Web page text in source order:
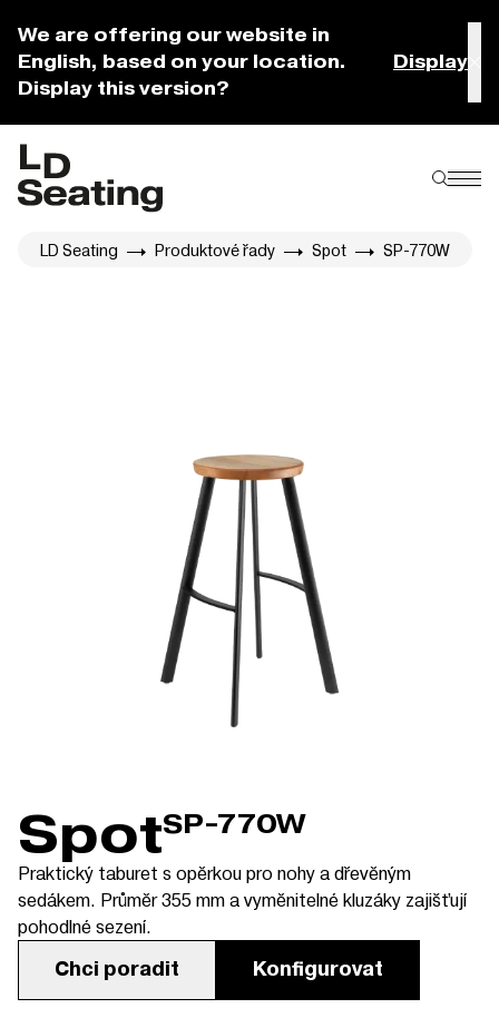
We are offering our website in
English, based on your location.
Display this version?
Display
LD Seating Produktové řady Spot SP-770W
SpotSP-770W
Praktický taburet s opěrkou pro nohy a dřevěným
sedákem. Průměr 355 mm a vyměnitelné kluzáky zajišťují
pohodlné sezení.
Chci poradit Konfigurovat